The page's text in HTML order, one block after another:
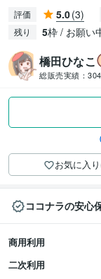
評価 5.0(3)
残り 5枠 / お願い
橋田ひなこ
総販売実績：
お気に入
ココナラの安心
商用利用
二次利用